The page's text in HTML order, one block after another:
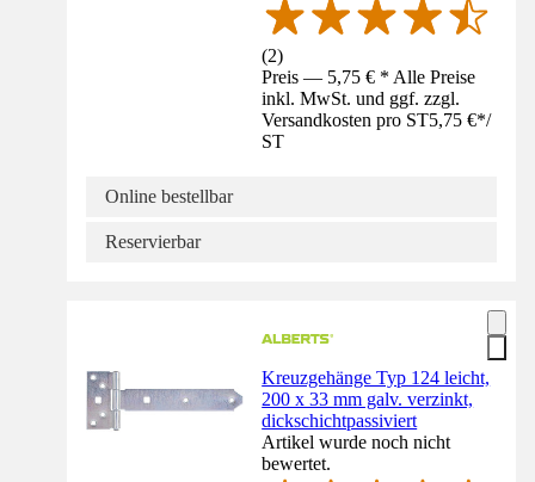
(2)
Preis — 5,75 € * Alle Preise
inkl. MwSt. und ggf. zzgl.
Versandkosten pro ST5,75 €*/
ST
Online bestellbar
Reservierbar
Kreuzgehänge Typ 124 leicht,
200 x 33 mm galv. verzinkt,
dickschichtpassiviert
Artikel wurde noch nicht
bewertet.